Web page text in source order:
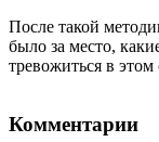
После такой
было за место,
тревожиться в этом
Комментарии